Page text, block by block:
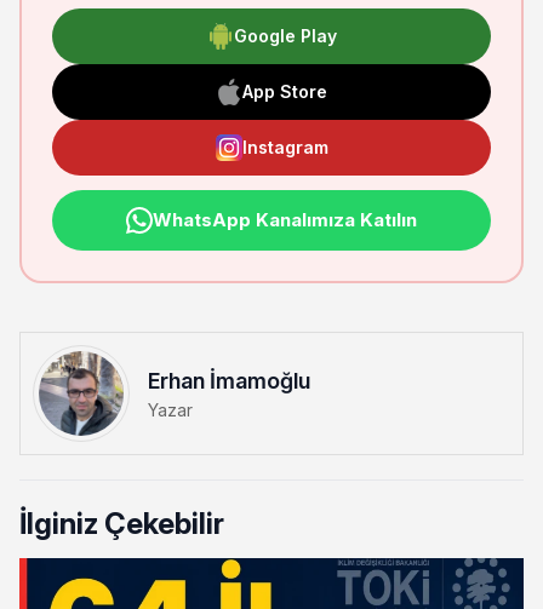
Google Play
App Store
Instagram
WhatsApp Kanalımıza Katılın
Erhan İmamoğlu
Yazar
İlginiz Çekebilir